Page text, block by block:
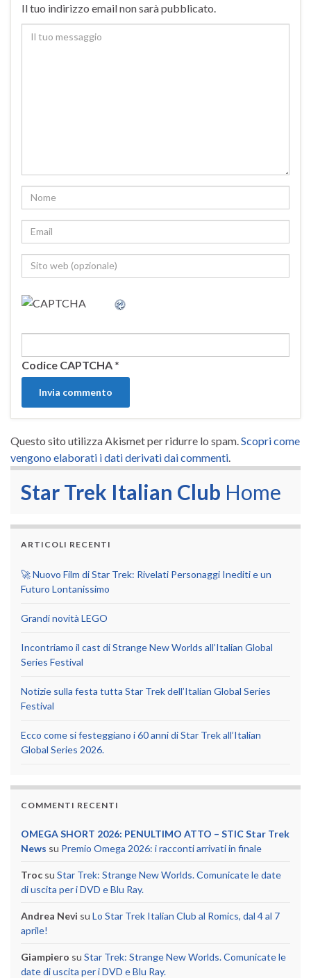
Il tuo indirizzo email non sarà pubblicato.
Codice CAPTCHA*
Questo sito utilizza Akismet per ridurre lo spam. Scopri come
vengono elaborati i dati derivati dai commenti
Star Trek Italian Club Home
ARTICOLI RECENTI
🚀 Nuovo Film di Star Trek: Rivelati Personaggi Inediti e un
Futuro Lontanissimo
Grandi novità LEGO
Incontriamo il cast di Strange New Worlds all’Italian Global
Series Festival
Notizie sulla festa tutta Star Trek dell’Italian Global Series
Festival
Ecco come si festeggiano i 60 anni di Star Trek all’Italian
Global Series 2026.
COMMENTI RECENTI
OMEGA SHORT 2026: PENULTIMO ATTO – STIC Star Trek
News su Premio Omega 2026: i racconti arrivati in finale
Troc su Star Trek: Strange New Worlds. Comunicate le date
di uscita per i DVD e Blu Ray.
Andrea Nevi su Lo Star Trek Italian Club al Romics, dal 4 al 7
aprile!
Giampiero su Star Trek: Strange New Worlds. Comunicate le
date di uscita per i DVD e Blu Ray.